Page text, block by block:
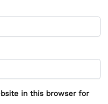
in this browser for